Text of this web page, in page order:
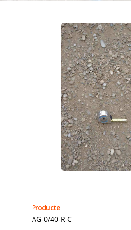
Producte
AG-0/40-R-C